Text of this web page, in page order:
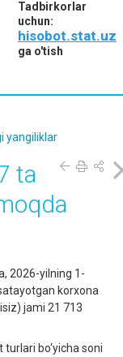
Tadbirkorlar
uchun:
hisobot.stat.uz
ga o'tish
yangiliklar
ta
2026-yilning 1-
korxona
jami 21 713
bo‘yicha soni